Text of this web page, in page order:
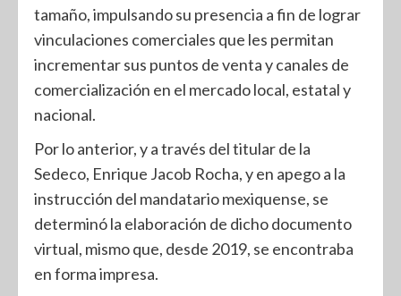
tamaño, impulsando su presencia a fin de lograr
vinculaciones comerciales que les permitan
incrementar sus puntos de venta y canales de
comercialización en el mercado local, estatal y
nacional.
Por lo anterior, y a través del titular de la
Sedeco, Enrique Jacob Rocha, y en apego a la
instrucción del mandatario mexiquense, se
determinó la elaboración de dicho documento
virtual, mismo que, desde 2019, se encontraba
en forma impresa.